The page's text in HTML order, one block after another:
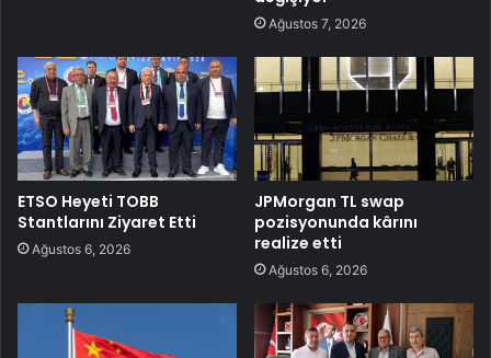
Ağustos 7, 2026
ETSO Heyeti TOBB
Stantlarını Ziyaret Etti
Ağustos 6, 2026
JPMorgan TL swap
pozisyonunda kârını
realize etti
Ağustos 6, 2026